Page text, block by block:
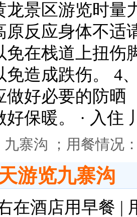
龙景区游览时量
原反应身体不适
免在栈道上扭伤
免造成跌伤。 4
做好必要的防晒
好保暖。 · 入住
寨沟 ；用餐情况
游览九寨沟
在酒店用早餐 |